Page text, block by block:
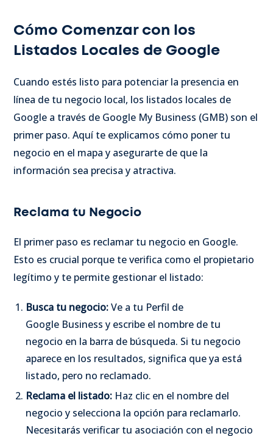
Cómo Comenzar con los
Listados Locales de Google
Cuando estés listo para potenciar la presencia en
línea de tu negocio local, los listados locales de
Google a través de Google My Business (GMB) son el
primer paso. Aquí te explicamos cómo poner tu
negocio en el mapa y asegurarte de que la
información sea precisa y atractiva.
Reclama tu Negocio
El primer paso es reclamar tu negocio en Google.
Esto es crucial porque te verifica como el propietario
legítimo y te permite gestionar el listado:
Busca tu negocio:Ve a tu Perfil de
Google Business y escribe el nombre de tu
negocio en la barra de búsqueda. Si tu negocio
aparece en los resultados, significa que ya está
listado, pero no reclamado.
Reclama el listado: Haz clic en el nombre del
negocio y selecciona la opción para reclamarlo.
Necesitarás verificar tu asociación con el negocio